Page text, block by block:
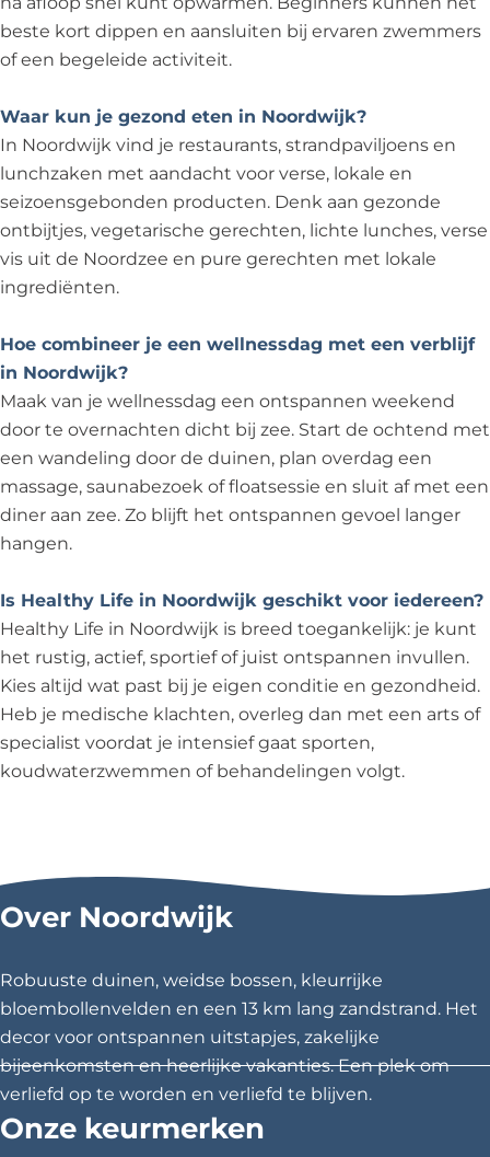
beste kort dippen en aansluiten bij ervaren zwemmers
of een begeleide activiteit.
Waar kun je gezond eten in Noordwijk?
In Noordwijk vind je restaurants, strandpaviljoens en
lunchzaken met aandacht voor verse, lokale en
seizoensgebonden producten. Denk aan gezonde
ontbijtjes, vegetarische gerechten, lichte lunches, verse
vis uit de Noordzee en pure gerechten met lokale
ingrediënten.
Hoe combineer je een wellnessdag met een verblijf
in Noordwijk?
Maak van je wellnessdag een ontspannen weekend
door te overnachten dicht bij zee. Start de ochtend met
een wandeling door de duinen, plan overdag een
massage, saunabezoek of floatsessie en sluit af met een
diner aan zee. Zo blijft het ontspannen gevoel langer
hangen.
Is Healthy Life in Noordwijk geschikt voor iedereen?
Healthy Life in Noordwijk is breed toegankelijk: je kunt
het rustig, actief, sportief of juist ontspannen invullen.
Kies altijd wat past bij je eigen conditie en gezondheid.
Heb je medische klachten, overleg dan met een arts of
specialist voordat je intensief gaat sporten,
koudwaterzwemmen of behandelingen volgt.
Over Noordwijk
Robuuste duinen, weidse bossen, kleurrijke
bloembollenvelden en een 13 km lang zandstrand. Het
decor voor ontspannen uitstapjes, zakelijke
bijeenkomsten en heerlijke vakanties. Een plek om
verliefd op te worden en verliefd te blijven.
Onze keurmerken